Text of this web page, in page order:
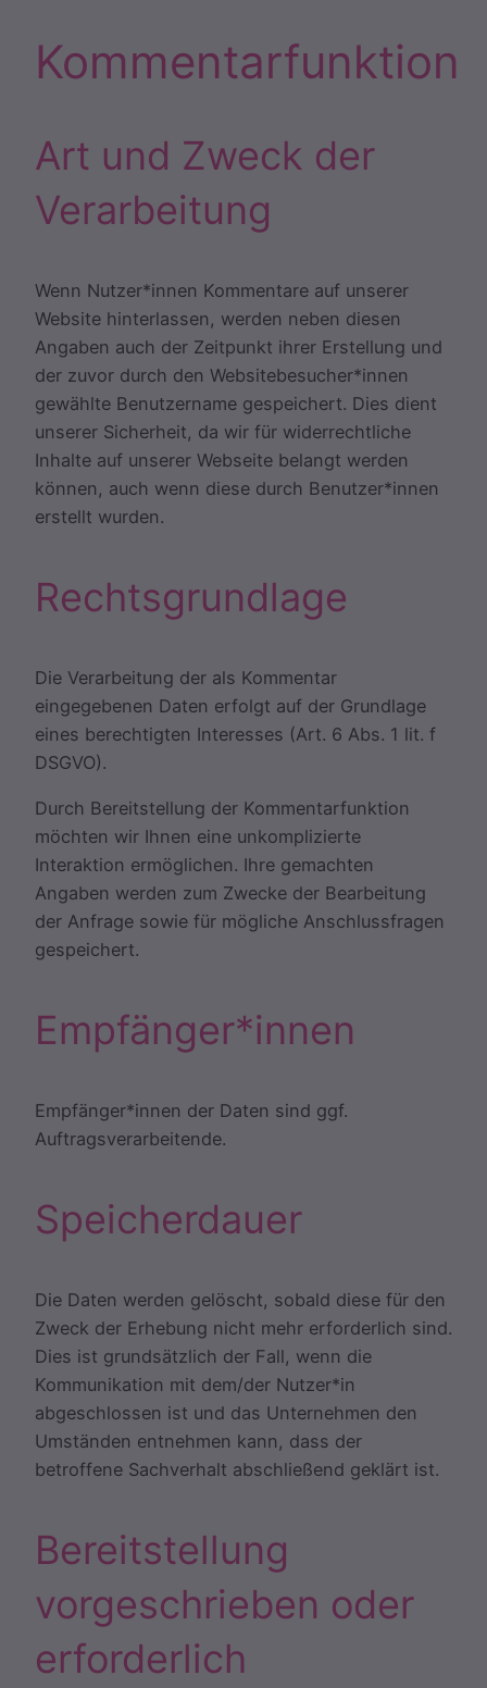
Kommentarfunktion
Art und Zweck der
Verarbeitung
Wenn Nutzer*innen Kommentare auf unserer
Website hinterlassen, werden neben diesen
Angaben auch der Zeitpunkt ihrer Erstellung und
der zuvor durch den Websitebesucher*innen
gewählte Benutzername gespeichert. Dies dient
unserer Sicherheit, da wir für widerrechtliche
Inhalte auf unserer Webseite belangt werden
können, auch wenn diese durch Benutzer*innen
erstellt wurden.
Rechtsgrundlage
Die Verarbeitung der als Kommentar
eingegebenen Daten erfolgt auf der Grundlage
eines berechtigten Interesses (Art. 6 Abs. 1 lit. f
DSGVO).
Durch Bereitstellung der Kommentarfunktion
möchten wir Ihnen eine unkomplizierte
Interaktion ermöglichen. Ihre gemachten
Angaben werden zum Zwecke der Bearbeitung
der Anfrage sowie für mögliche Anschlussfragen
gespeichert.
Empfänger*innen
Empfänger*innen der Daten sind ggf.
Auftragsverarbeitende.
Speicherdauer
Die Daten werden gelöscht, sobald diese für den
Zweck der Erhebung nicht mehr erforderlich sind.
Dies ist grundsätzlich der Fall, wenn die
Kommunikation mit dem/der Nutzer*in
abgeschlossen ist und das Unternehmen den
Umständen entnehmen kann, dass der
betroffene Sachverhalt abschließend geklärt ist.
Bereitstellung
vorgeschrieben oder
erforderlich